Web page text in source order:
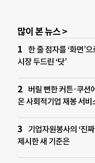
많이 본 뉴스 >
한 줄 점자를 ‘화면’
시장 두드린 ‘닷’
버릴 뻔한 커튼·쿠
온 사회적기업 재봉 서비
기업자원봉사의 ‘진
제시한 새 기준은